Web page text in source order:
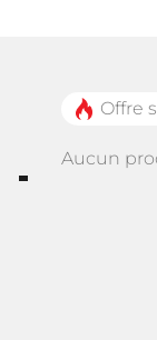
Accessoires Offre
Aucun